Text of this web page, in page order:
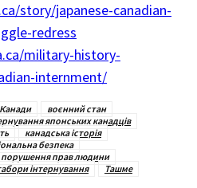
story/japanese-canadian-
redress
military-history-
internment/
воєнний стан
японських канадців
канадська історія
безпека
порушення прав людини
інтернування
Ташме